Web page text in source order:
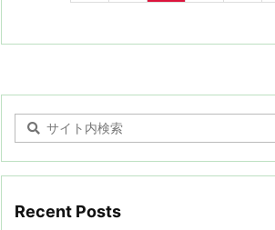
Recent Posts